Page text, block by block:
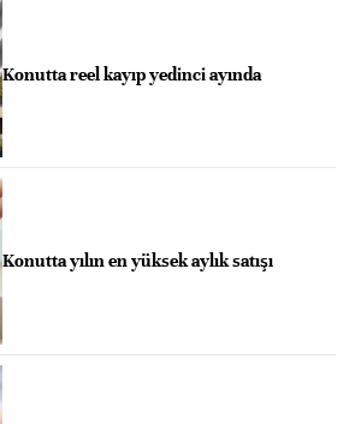
Konutta reel kayıp yedinci ayında
Konutta yılın en yüksek aylık satışı